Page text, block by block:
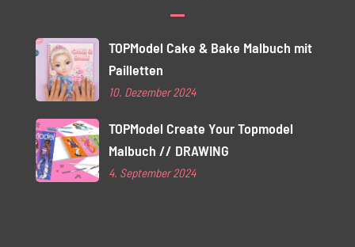
TOPModel Cake & Bake Malbuch mit
Pailletten
10. Dezember 2024
TOPModel Create Your Topmodel
Malbuch // DRAWING
4. September 2024